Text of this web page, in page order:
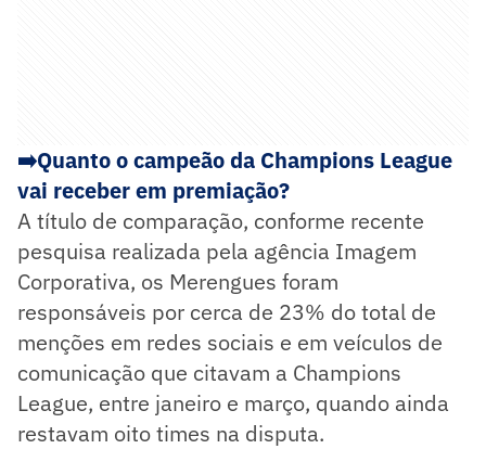
➡️Quanto o campeão da Champions League
vai receber em premiação?
A título de comparação, conforme recente
pesquisa realizada pela agência Imagem
Corporativa, os Merengues foram
responsáveis por cerca de 23% do total de
menções em redes sociais e em veículos de
comunicação que citavam a Champions
League, entre janeiro e março, quando ainda
restavam oito times na disputa.